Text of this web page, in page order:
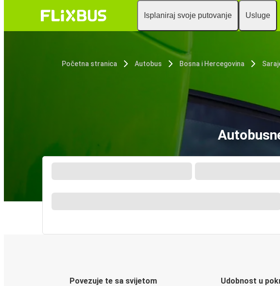
Isplaniraj svoje putovanje Usluge
Početna stranica Autobus Bosna i Hercegovina
Povezuje te sa svijetom Udobnost u